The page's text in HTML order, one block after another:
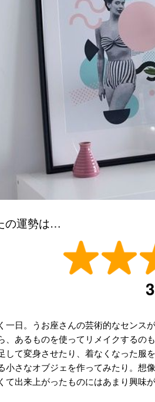
の運勢は…
一日。うお座さんの芸術的なセンス
、あるものを使ってリメイクするの
して変身させたり、着なくなった服
小さなオブジェを作ってみたり。想
て出来上がったものにはあまり興味が